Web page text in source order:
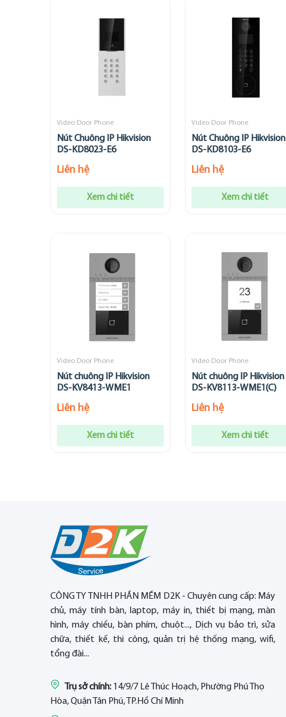
Video Door Phone
Nút Chuông IP Hikvision
DS-KD8023-E6
Liên hệ
Xem chi tiết
Video Door Phone
Nút Chuông IP Hikvision
DS-KD8103-E6
Liên hệ
Xem chi tiết
Video Door Phone
Nút chuông IP Hikvision
DS-KV8413-WME1
Liên hệ
Xem chi tiết
Video Door Phone
Nút chuông IP Hikvision
DS-KV8113-WME1(C)
Liên hệ
Xem chi tiết
CÔNG TY TNHH PHẦN MỀM D2K - Chuyên cung cấp: Máy
chủ, máy tính bàn, laptop, máy in, thiết bị mạng, màn
hình, máy chiếu, bàn phím, chuột..., Dịch vụ bảo trì, sửa
chữa, thiết kế, thi công, quản trị hệ thống mạng, wifi,
tổng đài...
Trụ sở chính: 14/9/7 Lê Thúc Hoạch, Phường Phú Thọ
Hòa, Quận Tân Phú, TP.Hồ Chí Minh